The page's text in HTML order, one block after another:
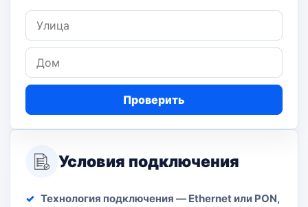
Улица
Дом
Проверить
Условия подключения
Технология подключения — Ethernet или PON,